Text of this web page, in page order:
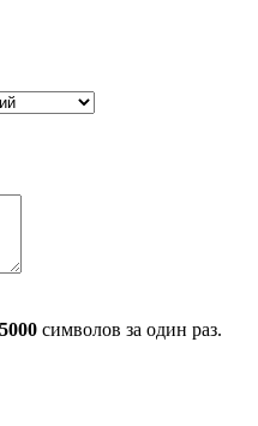
5000 символов за один раз.